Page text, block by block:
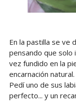
En la pastilla se ve
pensando que solo
vez fundido en la
encarnación natural.
Pedí uno de sus
perfecto... y un